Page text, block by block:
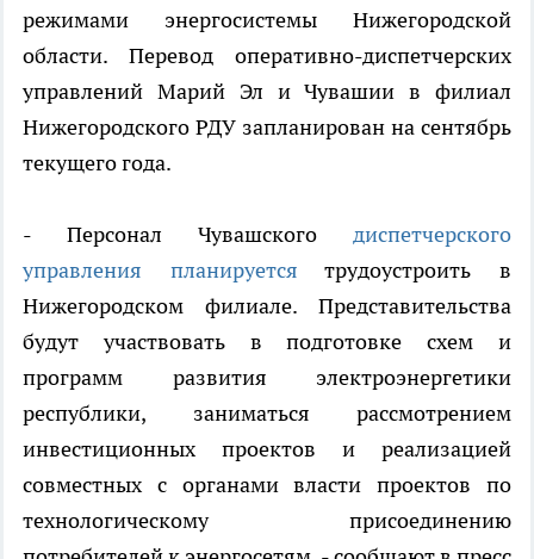
режимами энергосистемы Нижегородской
области. Перевод оперативно-диспетчерских
управлений Марий Эл и Чувашии в филиал
Нижегородского РДУ запланирован на сентябрь
текущего года.
- Персонал Чувашского диспетчерского
управления планируется трудоустроить в
Нижегородском филиале. Представительства
будут участвовать в подготовке схем и
программ развития электроэнергетики
республики, заниматься рассмотрением
инвестиционных проектов и реализацией
совместных с органами власти проектов по
технологическому присоединению